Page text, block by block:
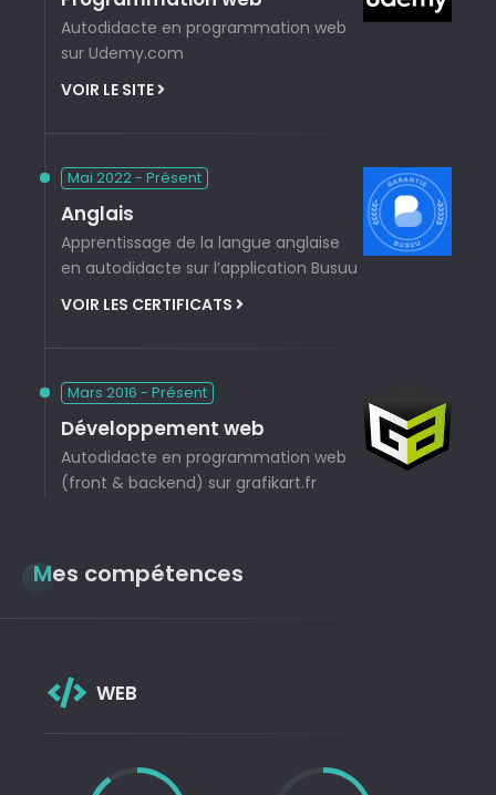
Autodidacte en programmation web
sur Udemy.com
VOIR LE SITE
Mai 2022 - Présent
Anglais
Apprentissage de la langue anglaise
en autodidacte sur l’application Busuu
VOIR LES CERTIFICATS
Mars 2016 - Présent
Développement web
Autodidacte en programmation web
(front & backend) sur grafikart.fr
Mes compétences
WEB